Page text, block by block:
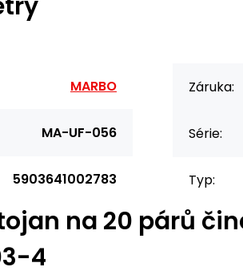
MARBO
MA-UF-056
5903641002783
Záruka:
Série:
Typ:
na 20 párů
4